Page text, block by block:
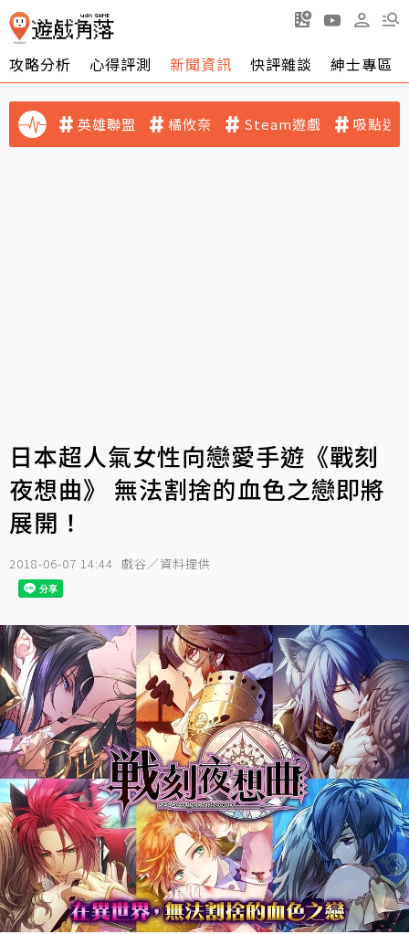
攻略分析 心得評測 新聞資訊 快評雜談 紳士專區
英雄聯盟 橘攸奈 Steam遊戲 吸點迷
日本超人氣女性向戀愛手遊《戰刻
夜想曲》 無法割捨的血色之戀即將
展開！
2018-06-07 14:44 戲谷／資料提供